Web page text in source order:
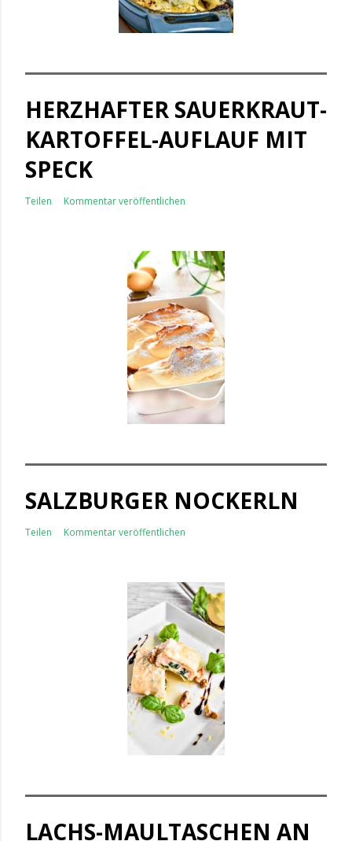
HERZHAFTER SAUERKRAUT-
KARTOFFEL-AUFLAUF MIT
SPECK
Teilen Kommentar veröffentlichen
SALZBURGER NOCKERLN
Teilen Kommentar veröffentlichen
LACHS-MAULTASCHEN AN